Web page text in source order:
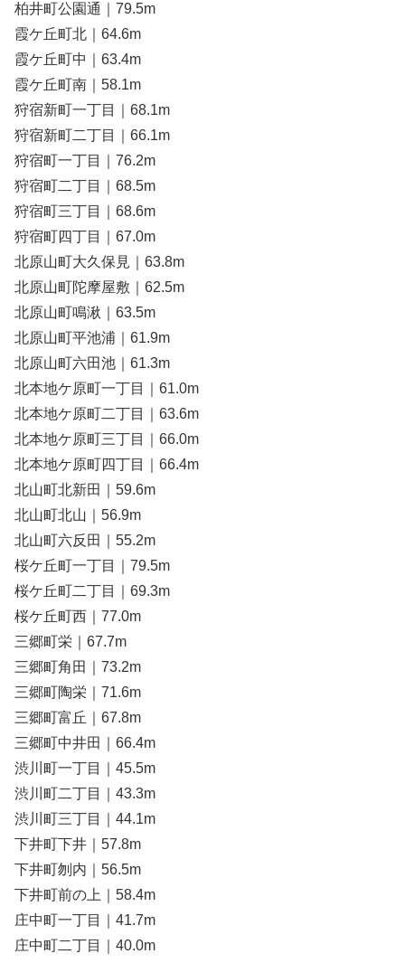
柏井町公園通｜79.5m
霞ケ丘町北｜64.6m
霞ケ丘町中｜63.4m
霞ケ丘町南｜58.1m
狩宿新町一丁目｜68.1m
狩宿新町二丁目｜66.1m
狩宿町一丁目｜76.2m
狩宿町二丁目｜68.5m
狩宿町三丁目｜68.6m
狩宿町四丁目｜67.0m
北原山町大久保見｜63.8m
北原山町陀摩屋敷｜62.5m
北原山町鳴湫｜63.5m
北原山町平池浦｜61.9m
北原山町六田池｜61.3m
北本地ケ原町一丁目｜61.0m
北本地ケ原町二丁目｜63.6m
北本地ケ原町三丁目｜66.0m
北本地ケ原町四丁目｜66.4m
北山町北新田｜59.6m
北山町北山｜56.9m
北山町六反田｜55.2m
桜ケ丘町一丁目｜79.5m
桜ケ丘町二丁目｜69.3m
桜ケ丘町西｜77.0m
三郷町栄｜67.7m
三郷町角田｜73.2m
三郷町陶栄｜71.6m
三郷町富丘｜67.8m
三郷町中井田｜66.4m
渋川町一丁目｜45.5m
渋川町二丁目｜43.3m
渋川町三丁目｜44.1m
下井町下井｜57.8m
下井町刎内｜56.5m
下井町前の上｜58.4m
庄中町一丁目｜41.7m
庄中町二丁目｜40.0m